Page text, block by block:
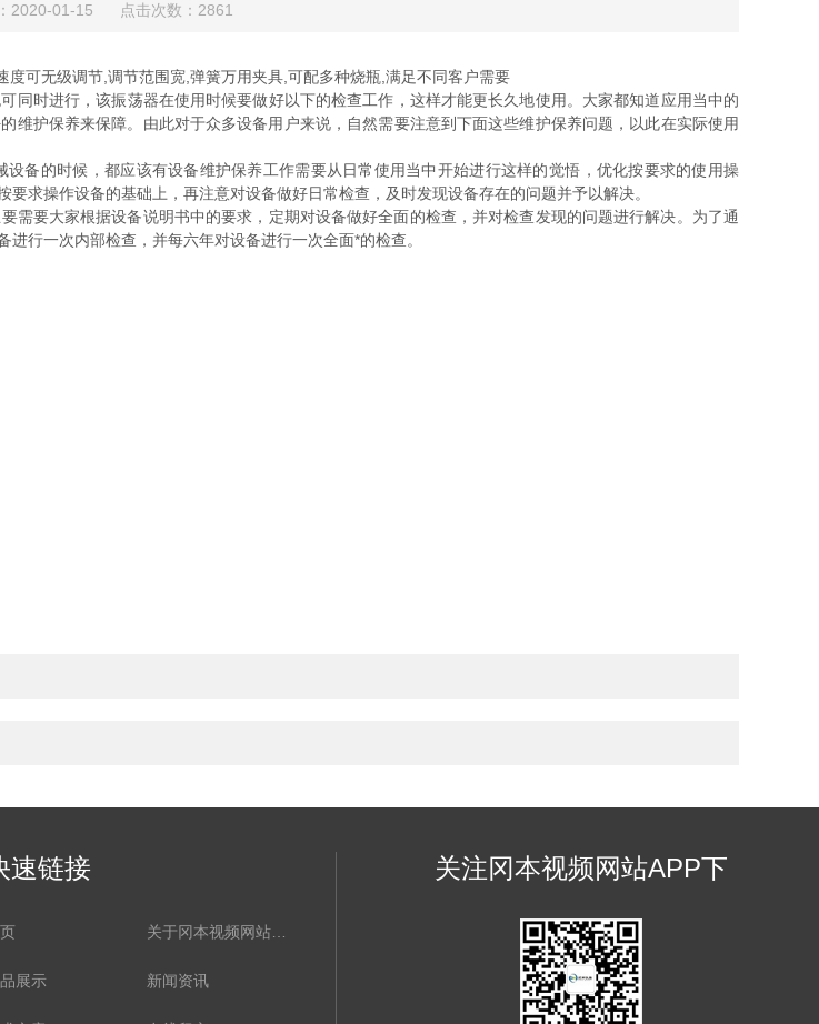
：2020-01-15 点击次数：2861
可无级调节,调节范围宽,弹簧万用夹具,可配多种烧瓶,满足不同客户需要
时进行，该振荡器在使用时候要做好以下的检查工作，这样才能更长久地使用。大家都知道应用当中的
保养来保障。由此对于众多设备用户来说，自然需要注意到下面这些维护保养问题，以此在实际使用
备的时候，都应该有设备维护保养工作需要从日常使用当中开始进行这样的觉悟，优化按要求的使用操
求操作设备的基础上，再注意对设备做好日常检查，及时发现设备存在的问题并予以解决。
要需要大家根据设备说明书中的要求，定期对设备做好全面的检查，并对检查发现的问题进行解决。为了通
一次内部检查，并每六年对设备进行一次全面*的检查。
速链接
展示 新闻资讯
关注冈本视频网站APP下